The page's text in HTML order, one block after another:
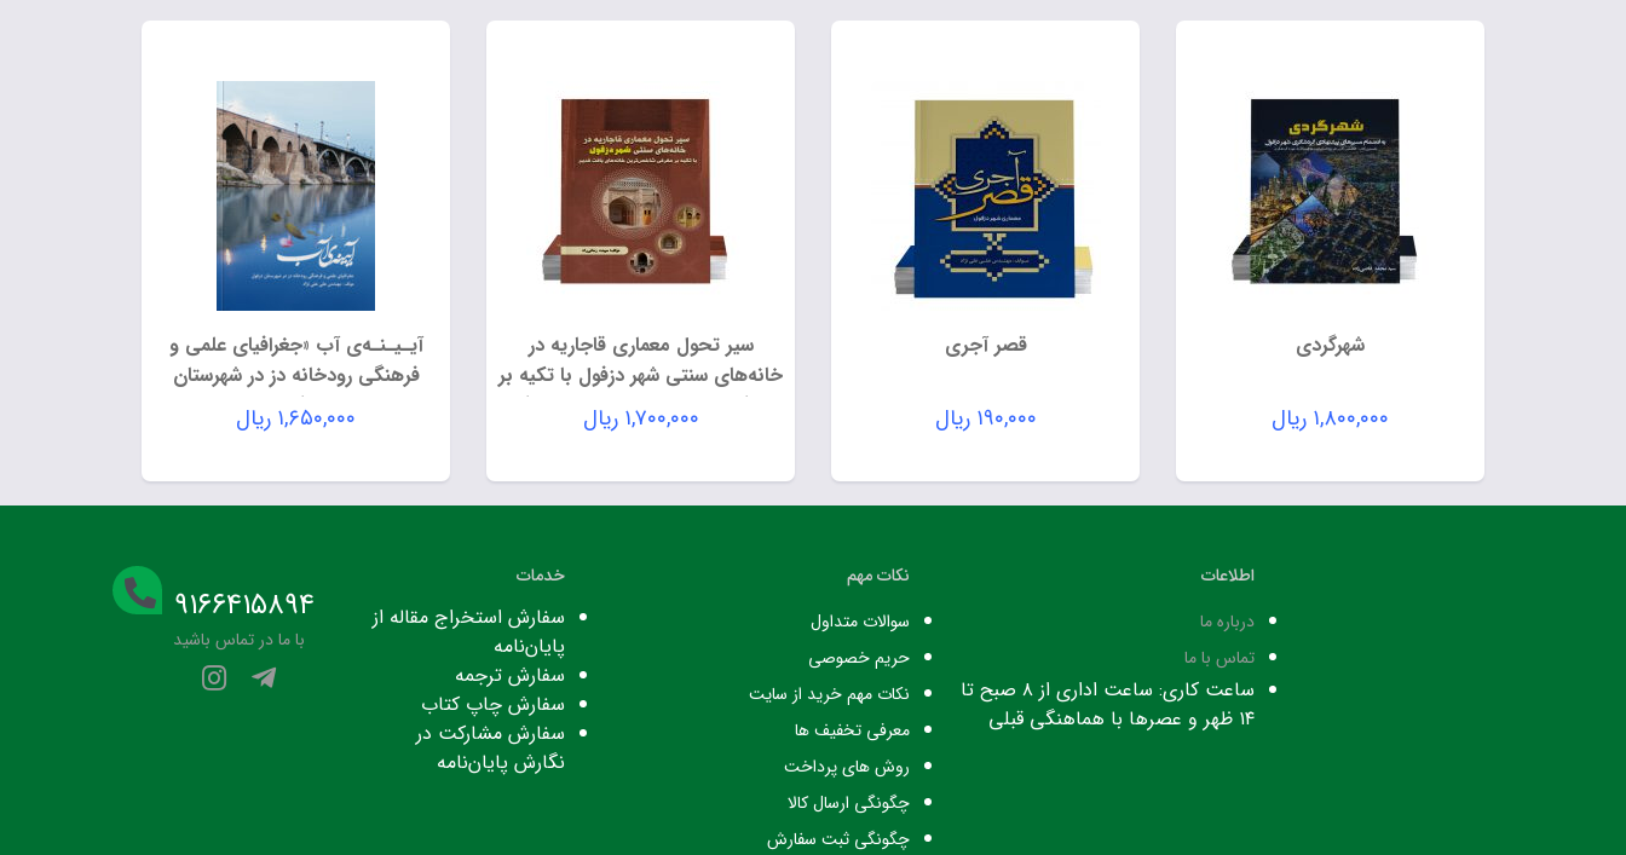
شهرگردی
۱,۸۰۰,۰۰۰ ریال
قصر آجری
۱۹۰,۰۰۰ ریال
سیر تحول معماری قاجاریه در
خانه‌های سنتی شهر دزفول با تکیه بر
معرفی شاخص‌ترین خانه‌های بافت
قدیم
۱,۷۰۰,۰۰۰ ریال
آیـیـنـه‌ی آب «جغرافیای علمی و
فرهنگی رودخانه دز در شهرستان
دزفول»
۱,۶۵۰,۰۰۰ ریال
اطلاعات
درباره ما
تماس با ما
ساعت کاری: ساعت اداری از ۸ صبح تا
۱۴ ظهر و عصرها با هماهنگی قبلی
نکات مهم
سوالات متداول
حریم خصوصی
نکات مهم خرید از سایت
معرفی تخفیف ها
روش های پرداخت
چگونگی ارسال کالا
چگونگی ثبت سفارش
خدمات
سفارش استخراج مقاله از
پایان‌نامه
سفارش ترجمه
سفارش چاپ کتاب
سفارش مشارکت در
نگارش پایان‌نامه
۹۱۶۶۴۱۵۸۹۴
با ما در تماس باشید